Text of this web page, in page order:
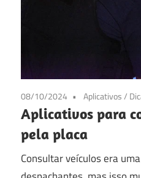
08/10/2024 Aplicativos/
Aplicativos para
pela placa
Consultar veículos era